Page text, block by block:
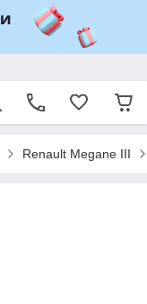
Renault Megane III